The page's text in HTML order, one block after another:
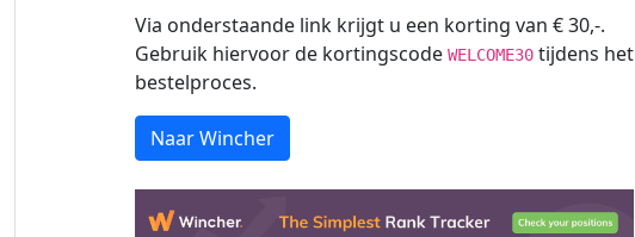
Via onderstaande link krijgt u een korting van € 30,-.
Gebruik hiervoor de kortingscode WELCOME30tijdens het
bestelproces.
Naar Wincher